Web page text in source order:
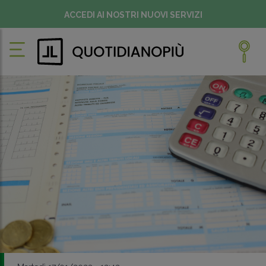
ACCEDI AI NOSTRI NUOVI SERVIZI